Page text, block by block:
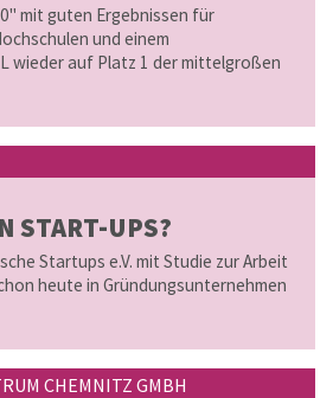
mit guten Ergebnissen für
und einem
wieder auf Platz 1 der mittelgroßen
START-UPS?
Startups e.V. mit Studie zur Arbeit
heute in Gründungsunternehmen
CHEMNITZ GMBH